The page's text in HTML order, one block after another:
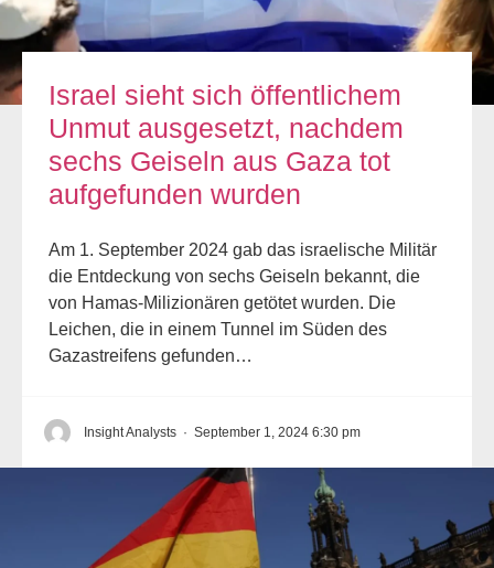
Israel sieht sich öffentlichem
Unmut ausgesetzt, nachdem
sechs Geiseln aus Gaza tot
aufgefunden wurden
Am 1. September 2024 gab das israelische Militär
die Entdeckung von sechs Geiseln bekannt, die
von Hamas-Milizionären getötet wurden. Die
Leichen, die in einem Tunnel im Süden des
Gazastreifens gefunden…
Insight Analysts · September 1, 2024 6:30 pm